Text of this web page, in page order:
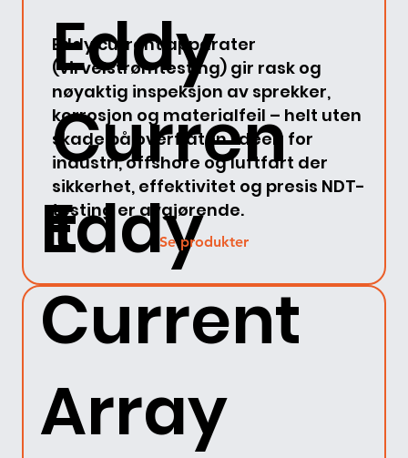
Eddy
Curren
t
Eddy current apparater
(virvelstrømtesting) gir rask og
nøyaktig inspeksjon av sprekker,
korrosjon og materialfeil – helt uten
skade på overflaten. Ideelt for
industri, offshore og luftfart der
sikkerhet, effektivitet og presis NDT-
testing er avgjørende.
Eddy
Current
Array
Se produkter